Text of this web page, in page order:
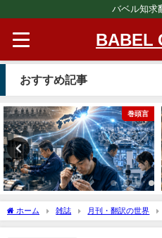
バベル知求
BABEL
おすすめ記事
巻頭言
ホーム 雑誌 月刊・翻訳の世界